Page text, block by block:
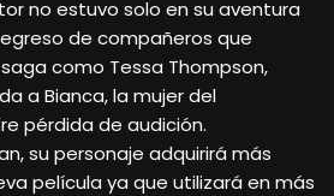
no estuvo solo en su aventura
de compañeros que
como Tessa Thompson,
a Bianca, la mujer del
pérdida de audición.
su personaje adquirirá más
película ya que utilizará en más